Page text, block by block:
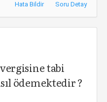
Hata Bildir Soru Detay
tabi
ödemektedir ?